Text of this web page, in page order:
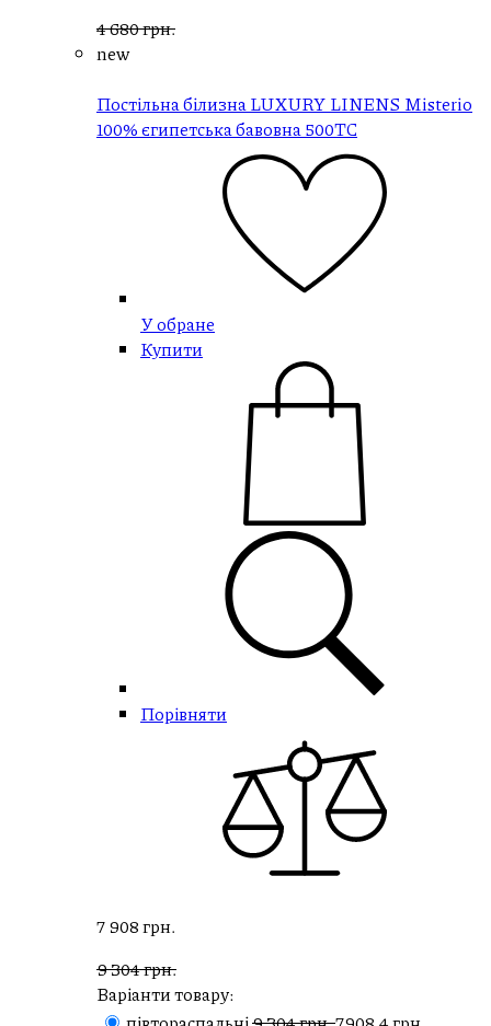
4 680 грн.
new
Постільна білизна LUXURY LINENS Misterio
100% єгипетська бавовна 500ТС
У обране
Купити
Порівняти
7 908 грн.
9 304 грн.
Варіанти товару: